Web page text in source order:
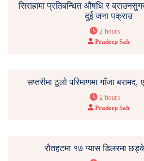
सिराहामा प्रतिबन्धित औषधि र
दुई जना पक्राउ
2 hours
Pradeep Sah
सप्तरीमा ठूलो परिमाणमा गाँजा
2 hours
Pradeep Sah
रौतहटमा १७ ग्यास डिलरमा